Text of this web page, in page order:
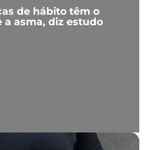
de hábito têm o
a asma, diz estudo